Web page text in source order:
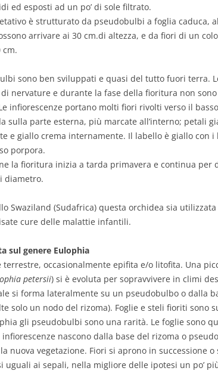
ed esposti ad un po’ di sole filtrato.
è strutturato da pseudobulbi a foglia caduca,
arrivare ai 30 cm.di altezza, e da fiori di un
cm.
sono ben sviluppati e quasi del tutto fuori terra.
nervature e durante la fase della fioritura non
infiorescenze portano molti fiori rivolti verso il
sulla parte esterna, più marcate all’interno; petali
e giallo crema internamente. Il labello è giallo con
porpora.
la fioritura inizia a tarda primavera e continua per
diametro.
Swaziland (Sudafrica) questa orchidea sia
cure delle malattie infantili.
sul genere Eulophia
terrestre, occasionalmente epifita e/o litofita. Una
petersii) si è evoluta per sopravvivere in climi
si forma lateralmente su un pseudobulbo o dalla
solo un nodo del rizoma). Foglie e steli fioriti sono
gli pseudobulbi sono una rarità. Le foglie sono
nascono dalla base del rizoma o
nuova vegetazione. Fiori si aprono in successione
uguali ai sepali, nella migliore delle ipotesi un po’